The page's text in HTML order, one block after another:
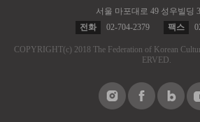
서울 마포대로 49 성우빌딩
전화
02-704-2379 팩스
COPYRIGHT(c) 2018 The Federation of Korean
ERVED.